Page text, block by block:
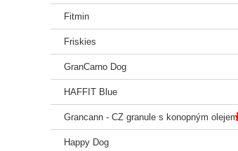
Fitmin
Friskies
GranCarno Dog
HAFFIT Blue
Grancann - CZ granule s konopným olejem
Happy Dog